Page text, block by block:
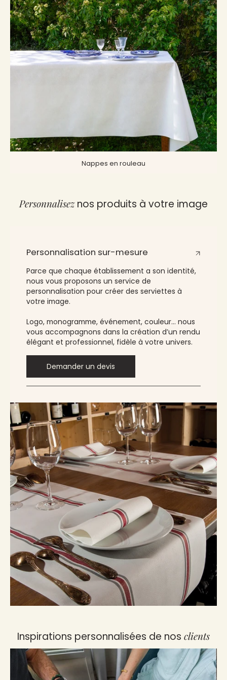
Nappes en rouleau
Personnaliseznos produits à votre image
Personnalisation sur-mesure
Parce que chaque établissement a son identité,
nous vous proposons un service de
personnalisation pour créer des serviettes à
votre image.
Logo, monogramme, événement, couleur… nous
vous accompagnons dans la création d’un rendu
élégant et professionnel, fidèle à votre univers.
Demander un devis
Inspirations personnalisées de nos clients